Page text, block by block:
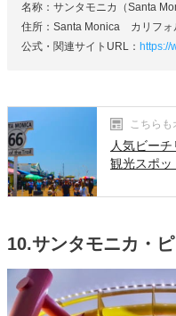
名称：サンタモニカ（Santa
住所：Santa Monica カリフ
公式・関連サイトURL： https://
こちらも
人気ビー
観光スポッ
10.サンタモニカ・